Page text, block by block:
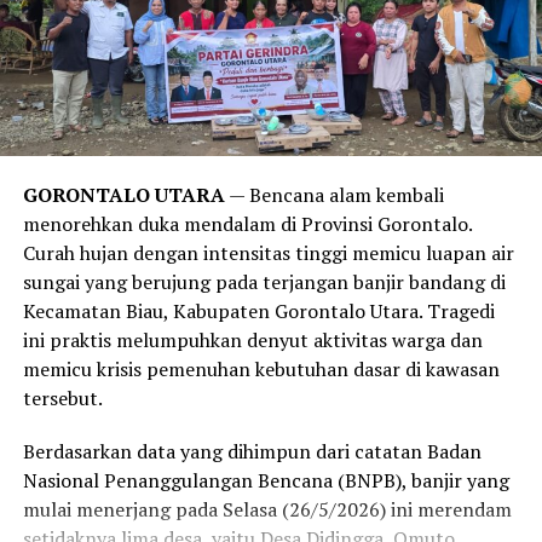
Harvard Health Publishing. Laporan tersebut
menegaskan bahwa obsesi manusia modern untuk mandi
setiap hari lebih didorong oleh norma sosial, kebiasaan,
serta strategi pemasaran industri sabun kecantikan,
alih-alih kebutuhan medis yang sesungguhnya. Sistem
kotoran dan bakteri dalam jumlah wajar untuk
merangsang antibodi agar tetap kuat.
Meski demikian, anjuran untuk mandi 2-3 kali seminggu
ini memiliki pengecualian. Melansir data tambahan dari
Healthline , mereka yang rutin melakukan olahraga
berat, bekerja di luar ruangan yang bersinggungan
langsung dengan kotoran, atau memiliki kondisi medis
setiap hari.
Bagi Anda yang aktivitasnya lebih banyak dihabiskan di
GORONTALO UTARA— Bencana alam kembali
menorehkan duka mendalam di Provinsi Gorontalo.
Curah hujan dengan intensitas tinggi memicu luapan air
sungai yang berujung pada terjangan banjir bandang di
Kecamatan Biau, Kabupaten Gorontalo Utara. Tragedi
ini praktis melumpuhkan denyut aktivitas warga dan
memicu krisis pemenuhan kebutuhan dasar di kawasan
tersebut.
Berdasarkan data yang dihimpun dari catatan Badan
Nasional Penanggulangan Bencana (BNPB), banjir yang
mulai menerjang pada Selasa (26/5/2026) ini merendam